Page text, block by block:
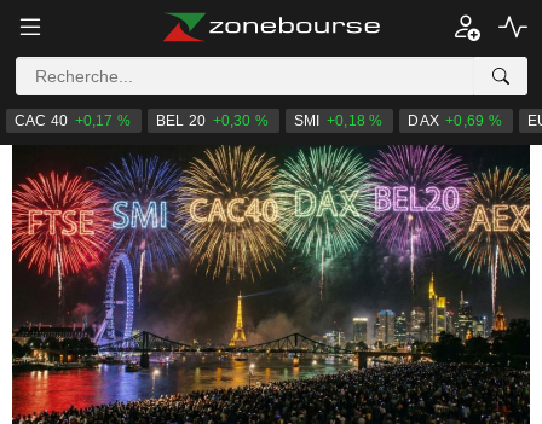
CAC 40 +0,17 % BEL 20 +0,30 % SMI +0,18 % DAX +0,69 %